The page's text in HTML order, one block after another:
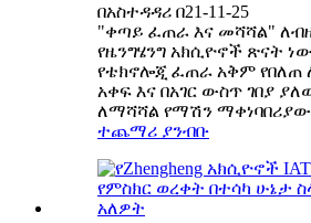
በአስተዳዳሪ በ21-11-25
"ቀጣይ ፈጠራ እና መሻሻል"
የዜንግሄንግ አክሲዮኖች ጽናት
የቴክኖሎጂ ፈጠራ አቅም የበለጠ
አቀፍ እና በአገር ውስጥ ገበያ
ለማሻሻል የማሽን
ተጨማሪ ያንብቡ